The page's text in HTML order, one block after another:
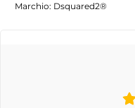
Marchio: Dsquared2®